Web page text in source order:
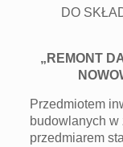
DO
„REMONT
Przedmiotem
budowlanych w
przedmiarem